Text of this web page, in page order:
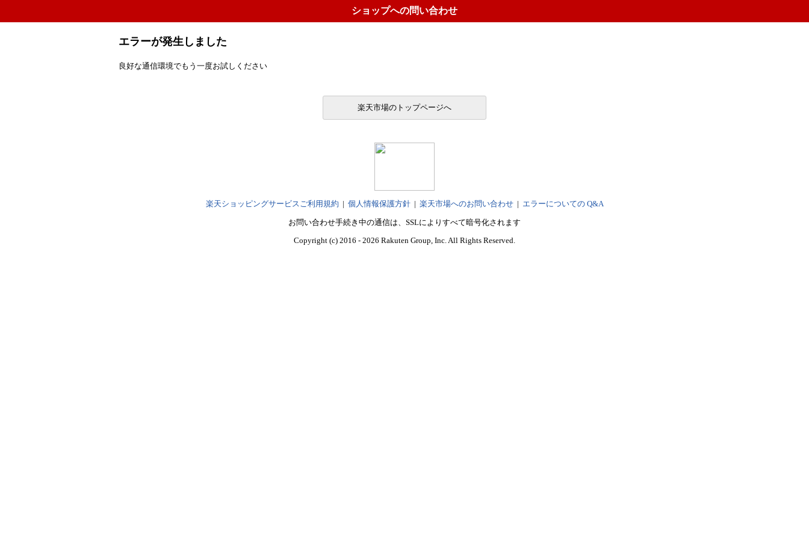
ショップへの問い合わせ
エラーが発生しました
良好な通信環境でもう一度お試しください
楽天市場のトップページへ
楽天ショッピングサービスご利用規約 | 個人情報保護方針 | 楽天市場へのお問い合わせ | エラーについての Q&A
お問い合わせ手続き中の通信は、SSLによりすべて暗号化されます
Copyright (c) 2016 - 2026 Rakuten Group, Inc. All Rights Reserved.